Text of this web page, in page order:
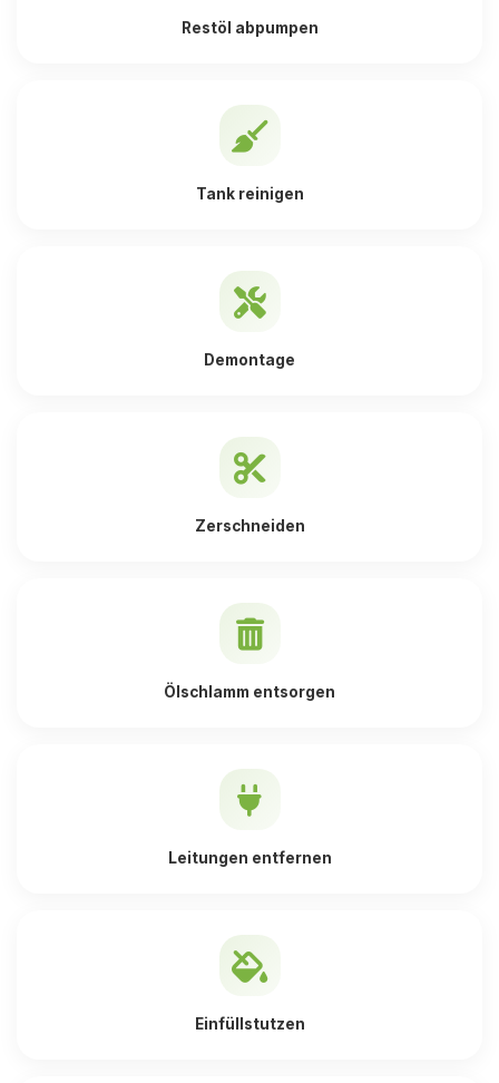
Restöl abpumpen
Tank reinigen
Demontage
Zerschneiden
Ölschlamm entsorgen
Leitungen entfernen
Einfüllstutzen